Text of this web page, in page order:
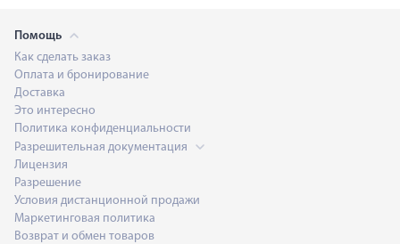
Помощь
Как сделать заказ
Оплата и бронирование
Доставка
Это интересно
Политика конфиденциальности
Разрешительная документация
Лицензия
Разрешение
Условия дистанционной продажи
Маркетинговая политика
Возврат и обмен товаров